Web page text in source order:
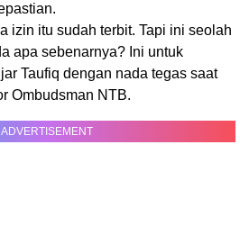
izin itu sudah terbit. Tapi ini seolah
apa sebenarnya? Ini untuk
Taufiq dengan nada tegas saat
Ombudsman NTB.
ADVERTISEMENT